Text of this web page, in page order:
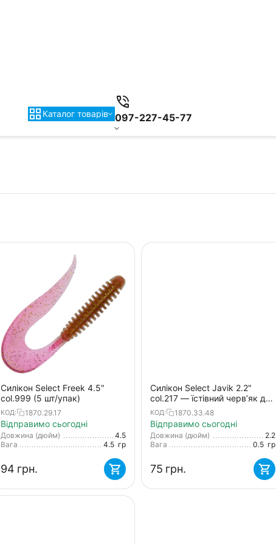
Каталог товарiв 097-227-45-77
Силікон Select Freek 4.5"
col.999 (5 шт/упак)
КОД: 1870.29.17
Відправимо сьогодні
Довжина (дюйм)
4.5
Вага
4.5 гр
‍94‍ грн.
Силікон Select Javik 2.2"
col.217 — їстівний черв’як для
окуня та нано-джигу (7 шт.)
КОД: 1870.33.48
Відправимо сьогодні
Довжина (дюйм)
2.2
Вага
0.5 гр
‍75‍ грн.